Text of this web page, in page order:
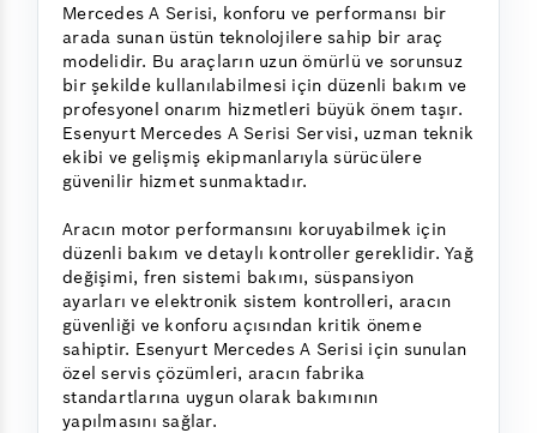
Mercedes A Serisi, konforu ve performansı bir
arada sunan üstün teknolojilere sahip bir araç
modelidir. Bu araçların uzun ömürlü ve sorunsuz
bir şekilde kullanılabilmesi için düzenli bakım ve
profesyonel onarım hizmetleri büyük önem taşır.
Esenyurt Mercedes A Serisi Servisi, uzman teknik
ekibi ve gelişmiş ekipmanlarıyla sürücülere
güvenilir hizmet sunmaktadır.
Aracın motor performansını koruyabilmek için
düzenli bakım ve detaylı kontroller gereklidir. Yağ
değişimi, fren sistemi bakımı, süspansiyon
ayarları ve elektronik sistem kontrolleri, aracın
güvenliği ve konforu açısından kritik öneme
sahiptir. Esenyurt Mercedes A Serisi için sunulan
özel servis çözümleri, aracın fabrika
standartlarına uygun olarak bakımının
yapılmasını sağlar.